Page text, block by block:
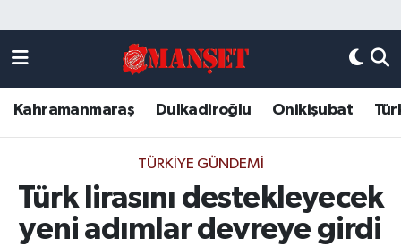
Kahramanmaraş Dulkadiroğlu Onikişubat
TÜRKIYE GÜNDEMI
Türk lirasını destekleyecek
yeni adımlar devreye girdi
DULKADİROĞLU
KAHRAMANMARAŞ
ONİKİŞUBAT
Kahramanmaraş Nöbetçi Eczaneler
Kahramanmaraş Hava Durumu
Kahramanmaraş Trafik Yoğunluk Haritası
Süper Lig Puan Durumu ve Fikstür